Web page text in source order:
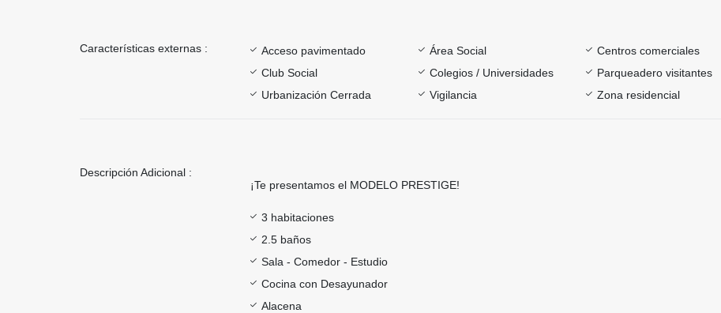
Características externas : Acceso pavimentado Área Social
Centros comerciales
Club Social
Colegios / Universidades
Parqueadero visitantes
Urbanización Cerrada
Vigilancia Zona residencial
Descripción Adicional :
¡Te presentamos el MODELO PRESTIGE!
3 habitaciones
2.5 baños
Sala - Comedor - Estudio
Cocina con Desayunador
Alacena